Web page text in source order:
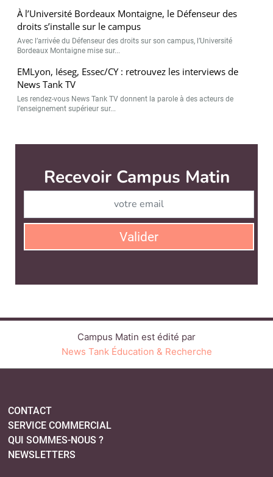
À l’Université Bordeaux Montaigne, le Défenseur des
droits s’installe sur le campus
Avec l’arrivée du Défenseur des droits sur son campus, l’Université
Bordeaux Montaigne mise sur...
EMLyon, Iéseg, Essec/CY : retrouvez les interviews de
News Tank TV
Les rendez-vous News Tank TV donnent la parole à des acteurs de
l’enseignement supérieur sur...
Campus Matin est édité par
QUI SOMMES-NOUS ?
SUIVEZ-NOUS : LINKEDINTWITTERFACEBOOK
YOUTUBEBLUESKY
MENTIONS LÉGALES
POLITIQUE DE CONFIDENTIALITÉ
COOKIES